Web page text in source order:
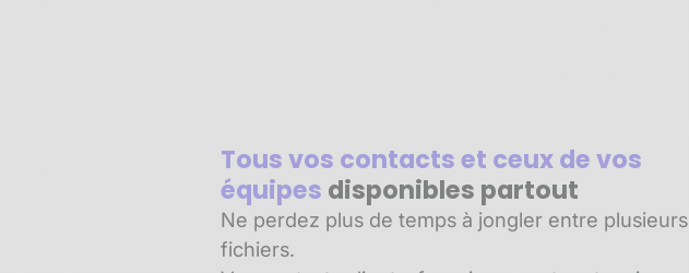
Tous vos contacts et ceux de vos
équipes disponibles partout
Ne perdez plus de temps à jongler entre plusieurs
fichiers.